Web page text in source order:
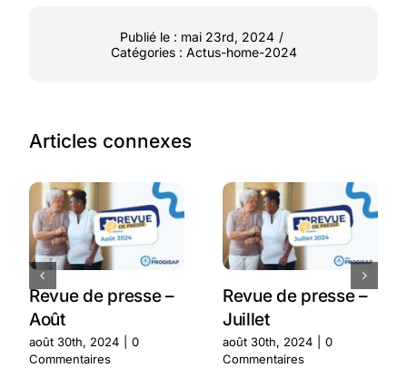
Publié le : mai 23rd, 2024 /
Catégories : Actus-home-2024
Articles connexes
Revue de presse –
Août
août 30th, 2024
0
Commentaires
Revue de presse –
Juillet
août 30th, 2024
0
Commentaires